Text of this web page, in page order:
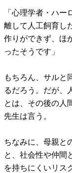
「心理学者・ハ
離して人工飼育し
作りができず、ほ
ったそうです」
もちろん、サルと
るだろう。だが、
とは、その後の人
先生は言う。
ちなみに、母親と
と、社会性や仲間
を持ちにくいリス